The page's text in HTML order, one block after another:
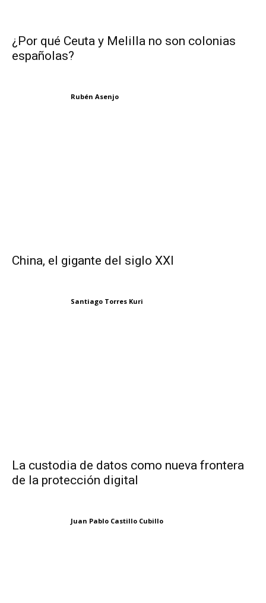
¿Por qué Ceuta y Melilla no son colonias
españolas?
Rubén Asenjo
China, el gigante del siglo XXI
Santiago Torres Kuri
La custodia de datos como nueva frontera
de la protección digital
Juan Pablo Castillo Cubillo